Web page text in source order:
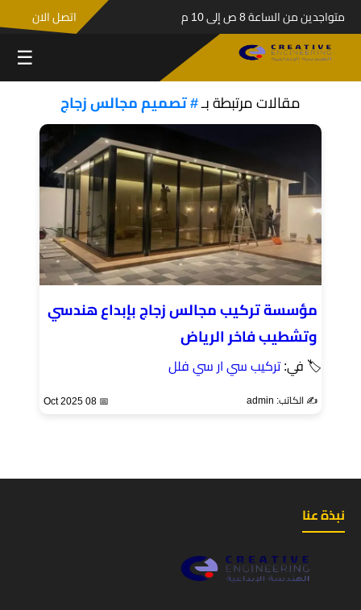
متواجدين من الساعة 8 ص إلى 10 م اتصل الان
☰
مقالات مرتبطة بـ# تصميم مجالس زجاج
مؤسسة تركيب مجالس زجاج بإبداع هندسي
وتشطيب فاخر الرياض
🏷 في:تركيب سي ار سي فلل
✍️ الكاتب: admin 📅 08 Oct 2025
نبذة عنا